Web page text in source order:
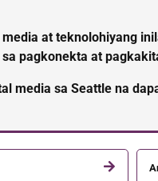
at teknolohiyang
pagkonekta at
media sa Seattle na